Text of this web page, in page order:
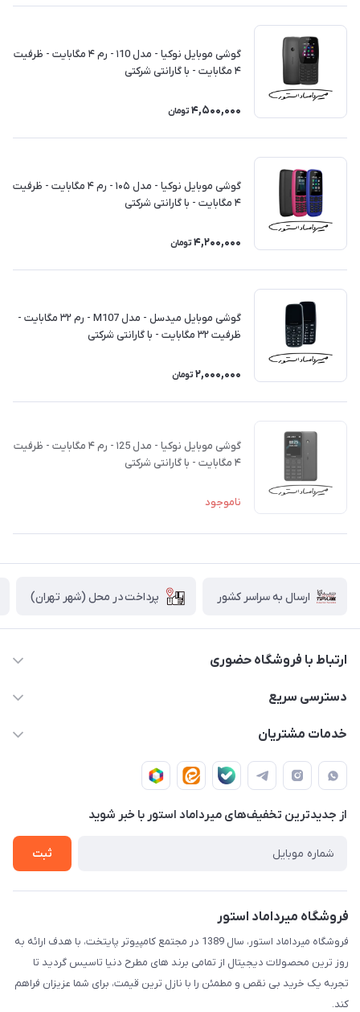
گوشی موبايل نوکیا - مدل ۱10 - رم ۴ مگابایت - ظرفیت
۴ مگابایت - با گارانتی شرکتی
4,500,000 تومان
گوشی موبايل نوکیا - مدل ۱۰۵ - رم ۴ مگابایت - ظرفیت
۴ مگابایت - با گارانتی شرکتی
4,200,000 تومان
گوشی موبايل میدسل - مدل M107 - رم ۳۲ مگابایت -
ظرفیت ۳۲ مگابایت - با گارانتی شرکتی
2,000,000 تومان
گوشی موبايل نوکیا - مدل ۱25 - رم ۴ مگابایت - ظرفیت
۴ مگابایت - با گارانتی شرکتی
ناموجود
ارسال به سراسر کشور پرداخت در محل (شهر تهران)
ارتباط با فروشگاه حضوری
02188874370 - 02188874371
پایتخت - طبقه اول - واحد 172
دسترسی سریع
صـفـحـه اصـلـی
دربـاره مـیـردامـاد اسـتـور
خدمات مشتریان
قـوانـیـن و مـقـررات
روش هـای پـرداخـت
تـیـکـت بـه پـشـتـیـبـانـی
از جدید‌ترین تخفیف‌های میرداماد استور با‌ خبر شوید
ثبت
فروشگاه میرداماد استور
فروشگاه میرداماد استور، سال 1389 در مجتمع کامپیوتر پایتخت، با هدف ارائه به
روز ترین محصولات دیجیتال از تمامی برند های مطرح دنیا تاسیس گردید تا
تجربه یک خرید بی نقص و مطمئن را با نازل ترین قیمت، برای شما عزیزان فراهم
کند.